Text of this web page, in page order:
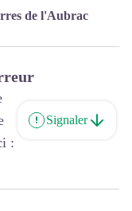
de l'Aubrac
:
Signaler